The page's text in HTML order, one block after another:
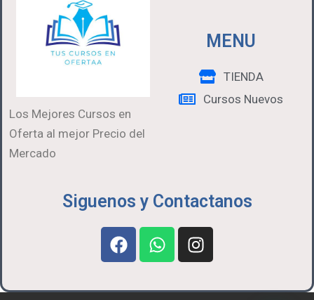
Los Mejores Cursos en
Oferta al mejor Precio del
Mercado
MENU
TIENDA
Cursos Nuevos
Siguenos y Contactanos
F
a
e
W
h
t
I
n
t